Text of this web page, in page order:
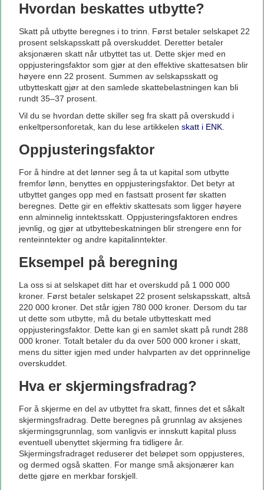
Hvordan beskattes utbytte?
Skatt på utbytte beregnes i to trinn. Først betaler selskapet 22
prosent selskapsskatt på overskuddet. Deretter betaler
aksjonæren skatt når utbyttet tas ut. Dette skjer med en
oppjusteringsfaktor som gjør at den effektive skattesatsen blir
høyere enn 22 prosent. Summen av selskapsskatt og
utbytteskatt gjør at den samlede skattebelastningen kan bli
rundt 35–37 prosent.
Vil du se hvordan dette skiller seg fra skatt på overskudd i
enkeltpersonforetak, kan du lese artikkelen skatt i ENK
Oppjusteringsfaktor
For å hindre at det lønner seg å ta ut kapital som utbytte
fremfor lønn, benyttes en oppjusteringsfaktor. Det betyr at
utbyttet ganges opp med en fastsatt prosent før skatten
beregnes. Dette gir en effektiv skattesats som ligger høyere
enn alminnelig inntektsskatt. Oppjusteringsfaktoren endres
jevnlig, og gjør at utbyttebeskatningen blir strengere enn for
renteinntekter og andre kapitalinntekter.
Eksempel på beregning
La oss si at selskapet ditt har et overskudd på 1 000 000
kroner. Først betaler selskapet 22 prosent selskapsskatt, altså
220 000 kroner. Det står igjen 780 000 kroner. Dersom du tar
ut dette som utbytte, må du betale utbytteskatt med
oppjusteringsfaktor. Dette kan gi en samlet skatt på rundt 288
000 kroner. Totalt betaler du da over 500 000 kroner i skatt,
mens du sitter igjen med under halvparten av det opprinnelige
overskuddet.
Hva er skjermingsfradrag?
For å skjerme en del av utbyttet fra skatt, finnes det et såkalt
skjermingsfradrag. Dette beregnes på grunnlag av aksjenes
skjermingsgrunnlag, som vanligvis er innskutt kapital pluss
eventuell ubenyttet skjerming fra tidligere år.
Skjermingsfradraget reduserer det beløpet som oppjusteres,
og dermed også skatten. For mange små aksjonærer kan
dette gjøre en merkbar forskjell.